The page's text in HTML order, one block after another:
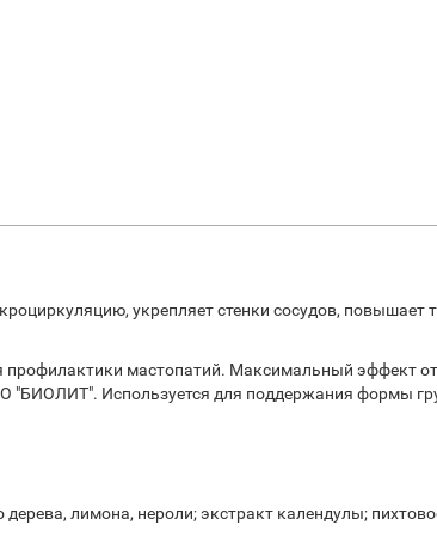
укрепляет стенки сосудов, повышает
мастопатий. Максимальный эффект
"БИОЛИТ". Используется для поддержания формы
лимона, нероли; экстракт календулы;